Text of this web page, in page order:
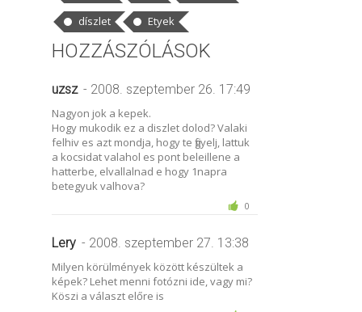
díszlet
Etyek
HOZZÁSZÓLÁSOK
uzsz - 2008. szeptember 26. 17:49
Nagyon jok a kepek.
Hogy mukodik ez a diszlet dolod? Valaki
felhiv es azt mondja, hogy te figyelj, lattuk
a kocsidat valahol es pont beleillene a
hatterbe, elvallalnad e hogy 1napra
betegyuk valhova?
0
Lery - 2008. szeptember 27. 13:38
Milyen körülmények között készültek a
képek? Lehet menni fotózni ide, vagy mi?
Köszi a választ előre is